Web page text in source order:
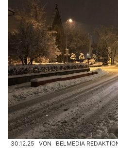
30.12.25 VON BELMEDIA